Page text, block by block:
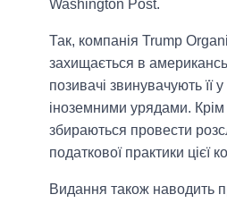
Washington Post.
Так, компанія Trump
захищається в
позивачі звинувачують її
іноземними урядами. Крім
збираються провести
податкової практики цієї
Видання також наводить